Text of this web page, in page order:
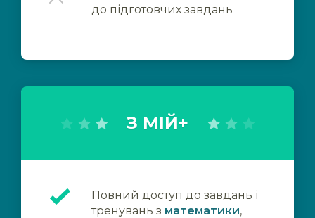
до підготовчих завдань
З МІЙ+
Повний доступ до завдань і
тренувань з математики,